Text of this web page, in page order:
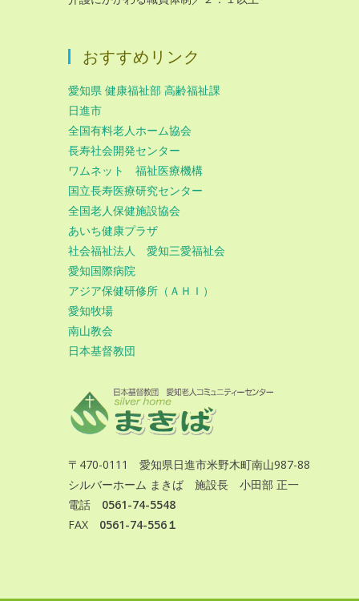
おすすめリンク
愛知県 健康福祉部 高齢福祉課
日進市
全国有料老人ホーム協会
長寿社会開発センター
ワムネット 福祉医療機構
国立長寿医療研究センター
全国老人保健施設協会
あいち健康プラザ
社会福祉法人 愛知三愛福祉会
愛知国際病院
アジア保健研修所（ＡＨＩ）
愛知牧場
南山教会
日本基督教団
〒470-0111 愛知県日進市米野木町南山987-88
シルバーホーム まきば 施設長 小田部 正一
電話 0561-74-5548
FAX 0561-74-556１